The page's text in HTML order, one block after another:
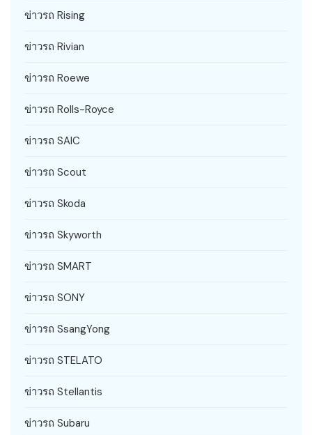
ข่าวรถ Rising
ข่าวรถ Rivian
ข่าวรถ Roewe
ข่าวรถ Rolls-Royce
ข่าวรถ SAIC
ข่าวรถ Scout
ข่าวรถ Skoda
ข่าวรถ Skyworth
ข่าวรถ SMART
ข่าวรถ SONY
ข่าวรถ SsangYong
ข่าวรถ STELATO
ข่าวรถ Stellantis
ข่าวรถ Subaru